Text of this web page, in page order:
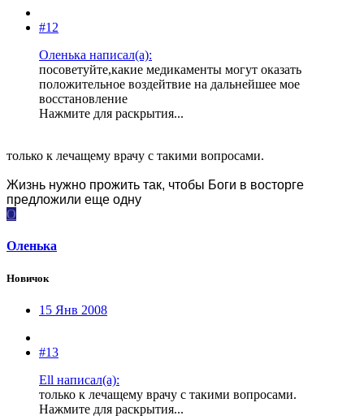
#12
Оленька написал(а):
посоветуйте,какие медикаменты могут оказать
положительное воздейтвие на дальнейшее мое
восстановление
Нажмите для раскрытия...
только к лечащему врачу с такими вопросами.
Жизнь нужно прожить так, чтобы Боги в восторге
предложили еще одну
О
Оленька
Новичок
15 Янв 2008
#13
Ell написал(а):
только к лечащему врачу с такими вопросами.
Нажмите для раскрытия...